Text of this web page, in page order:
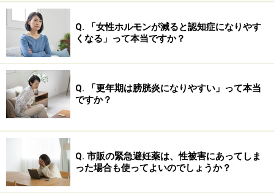
産後は出産による身体的なダメージや疲れを抱えた状態
で、慣れない赤ちゃんのお世話に追われることになりま
す。心身ともにそれまで健康な人でも大変に感じる時期
だと思いますが、産後うつの主な精神的な症状として
は、以下のようなものが挙げられます。
Q. 「女性ホルモンが減ると認知症になりやす
くなる」って本当ですか？
Q. 「更年期は膀胱炎になりやすい」って本当
ですか？
Q. 市販の緊急避妊薬は、性被害にあってしま
った場合も使ってよいのでしょうか？